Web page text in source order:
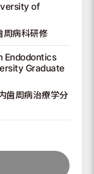
of
Endodontics
Graduate
周病科研修
歯周病治療学分